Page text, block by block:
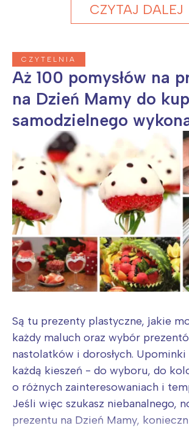
CZYTAJ DALEJ
CZYTELNIA
Aż 100 pomysłów na
na Dzień Mamy do
samodzielnego
Są tu prezenty plastyczne, jakie
każdy maluch oraz wybór
nastolatków i dorosłych. Upominki
każdą kieszeń - do wyboru, do
o różnych zainteresowaniach i
Jeśli więc szukasz niebanalnego,
prezentu na Dzień Mamy,